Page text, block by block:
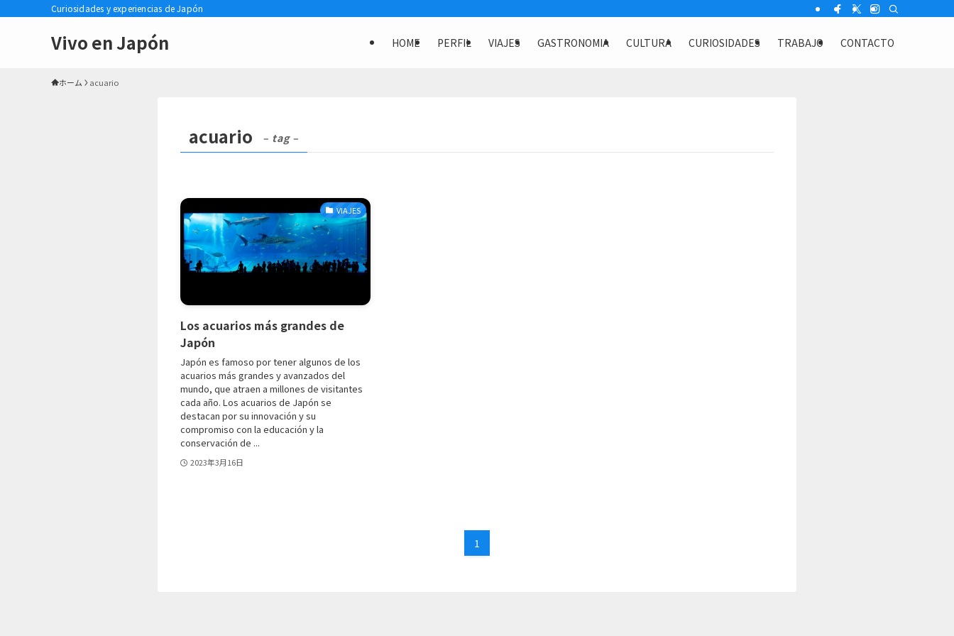
Curiosidades y experiencias de Japón
Vivo en Japón HOME PERFIL VIAJES GASTRONOMIA CULTURA CURIOSIDADES TRABAJO CONTACTO
ホーム acuario
acuario – tag –
VIAJES
Los acuarios más grandes de
Japón
Japón es famoso por tener algunos de los
acuarios más grandes y avanzados del
mundo, que atraen a millones de visitantes
cada año. Los acuarios de Japón se
destacan por su innovación y su
compromiso con la educación y la
conservación de ...
2023年3月16日
1